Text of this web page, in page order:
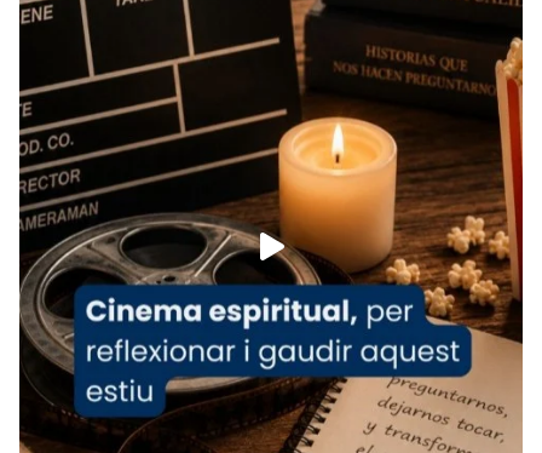
Recupera l'entrevista comp
Vatican
tican News 👇
www.vaticannews.va/es/iglesia/news/2026-
07/carmina-historia-depresion-papa-viaje-
espana-testimoni...
Foto
View on Facebook · Share
Arquebisbat de Barcelona
1 week ago
«Avui les santes Juliana i Semproniana ens
ajuden a alçar la mirada»
Mons. Sergi Gordo, bisbe de Tortosa, ha